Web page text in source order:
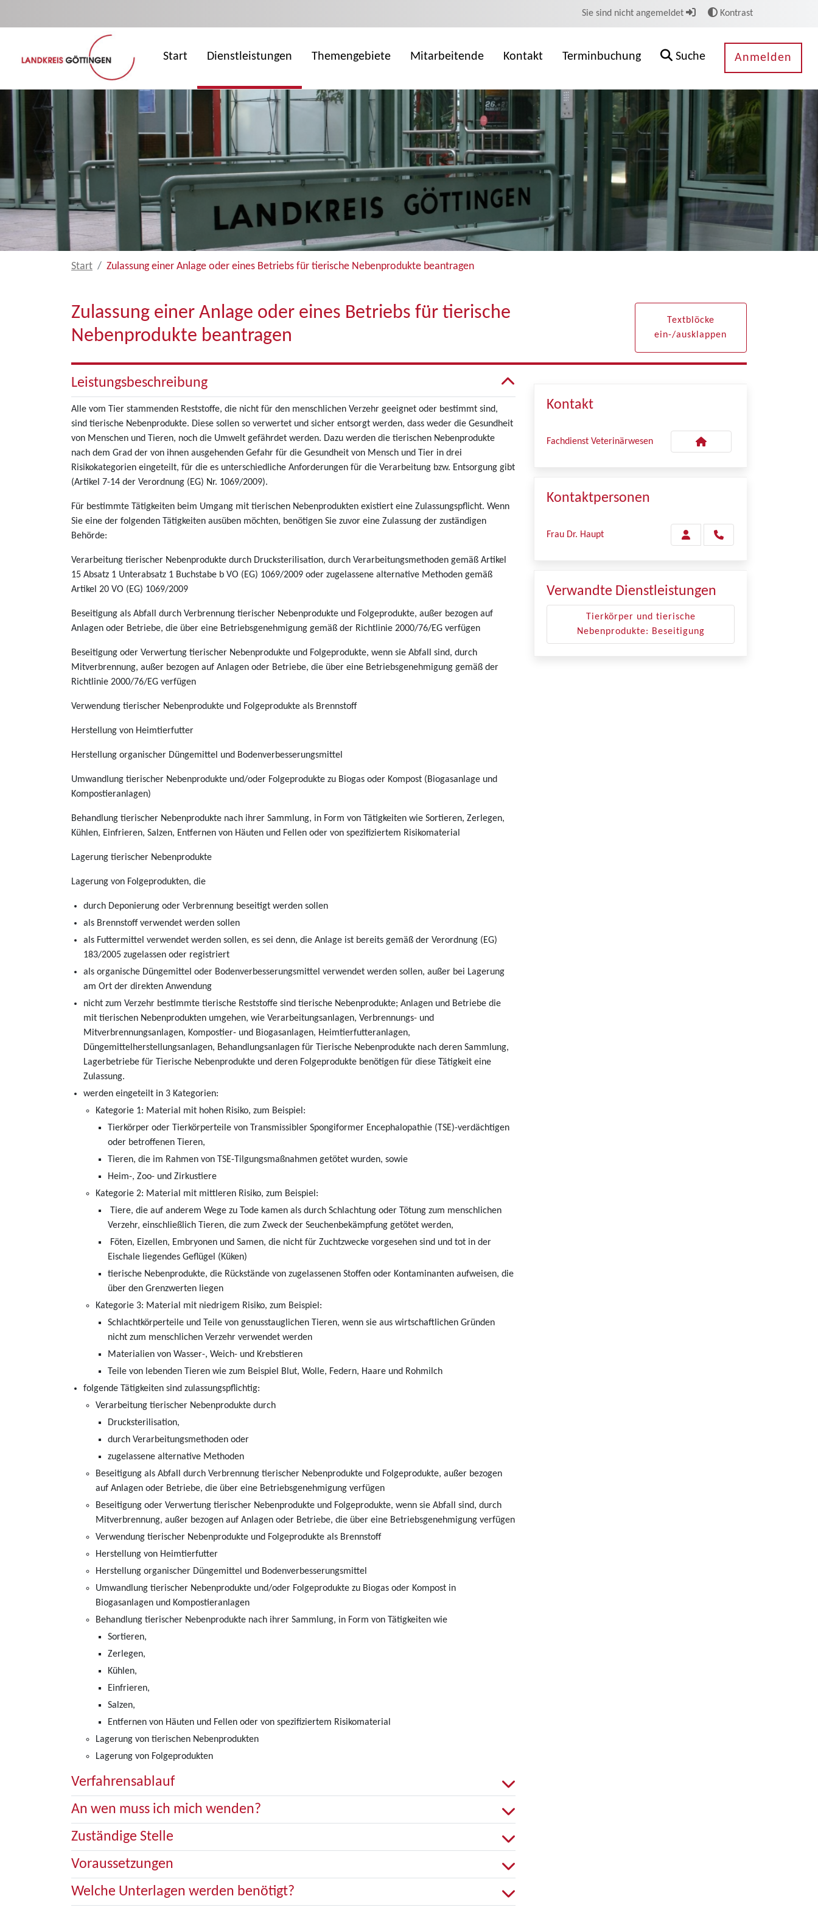
Sie sind nicht angemeldet Kontrast
Start Dienstleistungen Themengebiete Mitarbeitende Kontakt Terminbuchung Suche Anmelden
Start Zulassung einer Anlage oder eines Betriebs für tierische Nebenprodukte beantragen
Zulassung einer Anlage oder eines Betriebs für tierische
Nebenprodukte beantragen
Textblöcke
ein-/ausklappen
Leistungsbeschreibung
Alle vom Tier stammenden Reststoffe, die nicht für den menschlichen Verzehr geeignet oder bestimmt sind,
sind tierische Nebenprodukte. Diese sollen so verwertet und sicher entsorgt werden, dass weder die Gesundheit
von Menschen und Tieren, noch die Umwelt gefährdet werden. Dazu werden die tierischen Nebenprodukte
nach dem Grad der von ihnen ausgehenden Gefahr für die Gesundheit von Mensch und Tier in drei
Risikokategorien eingeteilt, für die es unterschiedliche Anforderungen für die Verarbeitung bzw. Entsorgung gibt
(Artikel 7-14 der Verordnung (EG) Nr. 1069/2009).
Für bestimmte Tätigkeiten beim Umgang mit tierischen Nebenprodukten existiert eine Zulassungspflicht. Wenn
Sie eine der folgenden Tätigkeiten ausüben möchten, benötigen Sie zuvor eine Zulassung der zuständigen
Behörde:
Verarbeitung tierischer Nebenprodukte durch Drucksterilisation, durch Verarbeitungsmethoden gemäß Artikel
15 Absatz 1 Unterabsatz 1 Buchstabe b VO (EG) 1069/2009 oder zugelassene alternative Methoden gemäß
Artikel 20 VO (EG) 1069/2009
Beseitigung als Abfall durch Verbrennung tierischer Nebenprodukte und Folgeprodukte, außer bezogen auf
Anlagen oder Betriebe, die über eine Betriebsgenehmigung gemäß der Richtlinie 2000/76/EG verfügen
Beseitigung oder Verwertung tierischer Nebenprodukte und Folgeprodukte, wenn sie Abfall sind, durch
Mitverbrennung, außer bezogen auf Anlagen oder Betriebe, die über eine Betriebsgenehmigung gemäß der
Richtlinie 2000/76/EG verfügen
Verwendung tierischer Nebenprodukte und Folgeprodukte als Brennstoff
Herstellung von Heimtierfutter
Herstellung organischer Düngemittel und Bodenverbesserungsmittel
Umwandlung tierischer Nebenprodukte und/oder Folgeprodukte zu Biogas oder Kompost (Biogasanlage und
Kompostieranlagen)
Behandlung tierischer Nebenprodukte nach ihrer Sammlung, in Form von Tätigkeiten wie Sortieren, Zerlegen,
Kühlen, Einfrieren, Salzen, Entfernen von Häuten und Fellen oder von spezifiziertem Risikomaterial
Lagerung tierischer Nebenprodukte
Lagerung von Folgeprodukten, die
durch Deponierung oder Verbrennung beseitigt werden sollen
als Brennstoff verwendet werden sollen
als Futtermittel verwendet werden sollen, es sei denn, die Anlage ist bereits gemäß der Verordnung (EG)
183/2005 zugelassen oder registriert
als organische Düngemittel oder Bodenverbesserungsmittel verwendet werden sollen, außer bei Lagerung
am Ort der direkten Anwendung
nicht zum Verzehr bestimmte tierische Reststoffe sind tierische Nebenprodukte; Anlagen und Betriebe die
mit tierischen Nebenprodukten umgehen, wie Verarbeitungsanlagen, Verbrennungs- und
Mitverbrennungsanlagen, Kompostier- und Biogasanlagen, Heimtierfutteranlagen,
Düngemittelherstellungsanlagen, Behandlungsanlagen für Tierische Nebenprodukte nach deren Sammlung,
Lagerbetriebe für Tierische Nebenprodukte und deren Folgeprodukte benötigen für diese Tätigkeit eine
Zulassung.
werden eingeteilt in 3 Kategorien:
Kategorie 1: Material mit hohen Risiko, zum Beispiel:
Tierkörper oder Tierkörperteile von Transmissibler Spongiformer Encephalopathie (TSE)-verdächtigen
oder betroffenen Tieren,
Tieren, die im Rahmen von TSE-Tilgungsmaßnahmen getötet wurden, sowie
Heim-, Zoo- und Zirkustiere
Kategorie 2: Material mit mittleren Risiko, zum Beispiel:
Tiere, die auf anderem Wege zu Tode kamen als durch Schlachtung oder Tötung zum menschlichen
Verzehr, einschließlich Tieren, die zum Zweck der Seuchenbekämpfung getötet werden,
Föten, Eizellen, Embryonen und Samen, die nicht für Zuchtzwecke vorgesehen sind und tot in der
Eischale liegendes Geflügel (Küken)
tierische Nebenprodukte, die Rückstände von zugelassenen Stoffen oder Kontaminanten aufweisen, die
über den Grenzwerten liegen
Kategorie 3: Material mit niedrigem Risiko, zum Beispiel:
Schlachtkörperteile und Teile von genusstauglichen Tieren, wenn sie aus wirtschaftlichen Gründen
nicht zum menschlichen Verzehr verwendet werden
Materialien von Wasser-, Weich- und Krebstieren
Teile von lebenden Tieren wie zum Beispiel Blut, Wolle, Federn, Haare und Rohmilch
folgende Tätigkeiten sind zulassungspflichtig:
Verarbeitung tierischer Nebenprodukte durch
Drucksterilisation,
durch Verarbeitungsmethoden oder
zugelassene alternative Methoden
Beseitigung als Abfall durch Verbrennung tierischer Nebenprodukte und Folgeprodukte, außer bezogen
auf Anlagen oder Betriebe, die über eine Betriebsgenehmigung verfügen
Beseitigung oder Verwertung tierischer Nebenprodukte und Folgeprodukte, wenn sie Abfall sind, durch
Mitverbrennung, außer bezogen auf Anlagen oder Betriebe, die über eine Betriebsgenehmigung verfügen
Verwendung tierischer Nebenprodukte und Folgeprodukte als Brennstoff
Herstellung von Heimtierfutter
Herstellung organischer Düngemittel und Bodenverbesserungsmittel
Umwandlung tierischer Nebenprodukte und/oder Folgeprodukte zu Biogas oder Kompost in
Biogasanlagen und Kompostieranlagen
Behandlung tierischer Nebenprodukte nach ihrer Sammlung, in Form von Tätigkeiten wie
Sortieren,
Zerlegen,
Kühlen,
Einfrieren,
Salzen,
Entfernen von Häuten und Fellen oder von spezifiziertem Risikomaterial
Lagerung von tierischen Nebenprodukten
Lagerung von Folgeprodukten
Verfahrensablauf
An wen muss ich mich wenden?
Zuständige Stelle
Voraussetzungen
Welche Unterlagen werden benötigt?
Kontakt
Fachdienst Veterinärwesen
Kontaktpersonen
Frau Dr. Haupt
Verwandte Dienstleistungen
Tierkörper und tierische
Nebenprodukte: Beseitigung